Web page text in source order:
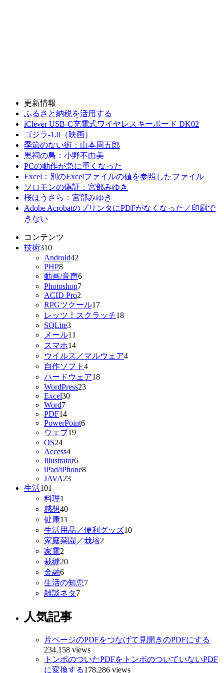
更新情報
ふるさと納税を活用する
iClever USB-C充電式ワイヤレスキーボード DK02
ゴジラ-1.0（映画）
季節のない街：山本周五郎
黒祠の島：小野不由美
PCの動作が急に重くなった
Excel：別のExcelファイルの値を参照したファイル
ソロモンの偽証：宮部みゆき
桜ほうさら：宮部みゆき
Adobe AcrobatのプリンタにPDFがなくなった／印刷で
きない
コンテンツ
技術310
Android42
PHP8
動画/音声6
Photoshop7
ACID Pro2
RPGツクール17
レッツ！スクラッチ18
SQLite3
メール11
スマホ14
ウイルス／マルウェア4
自作ソフト 4
ハードウェア18
WordPress23
Excel30
Word7
PDF14
PowerPoint6
ウェブ19
OS24
Access4
Illustrator6
iPad/iPhone8
JAVA23
生活101
料理1
感想40
健康11
生活用品／便利グッズ10
家庭菜園／栽培2
家電2
裁縫20
金融6
生活の知恵7
雑談ネタ7
人気記事
片ページのPDFをつなげて見開きのPDFにする
234,158 views
トンボのついたPDFをトンボのついていないPDF
に変換する178,286 views